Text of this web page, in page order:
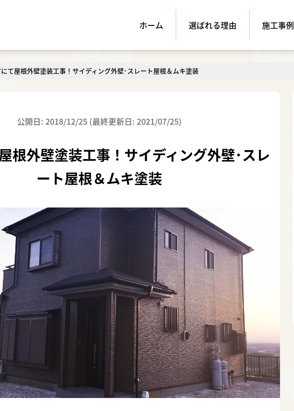
ホーム 選ばれる理由 施工事例
て屋根外壁塗装工事！サイディング外壁･スレート屋根＆ムキ塗装
公開日: 2018/12/25 (最終更新日: 2021/07/25)
根外壁塗装工事！サイディング外壁･スレ
ート屋根＆ムキ塗装